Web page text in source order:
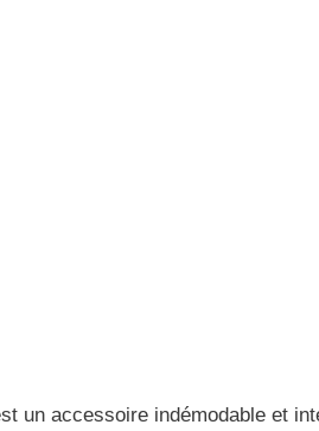
un accessoire indémodable et